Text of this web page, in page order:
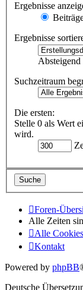
Ergebnisse
Ergebnisse
Absteigend
Suchzeitraum
Die ersten:
Stelle 0 als Wert
wird.
Foren-
Alle Zeiten
Alle
Kontakt
Powered by phpBB
Deutsche